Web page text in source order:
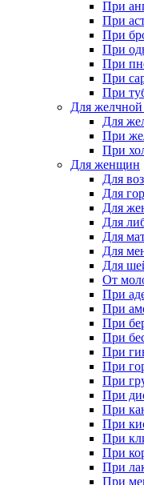
При
При
При
При
При
При
При
Для
Для
При
При
Для женщин
Для
Для
Для
Для
Для
Для
Для
От
При
При
При
При
При
При
При
При
При
При
При
При
При
При